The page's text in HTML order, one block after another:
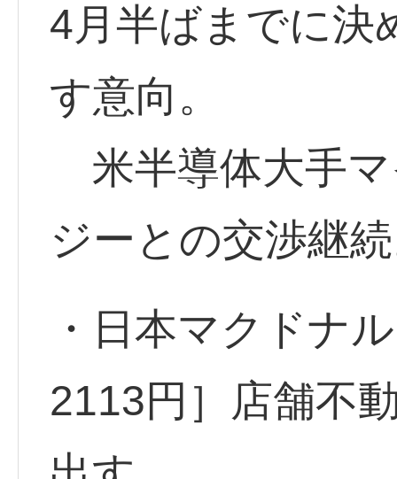
4月半ばまでに決
す意向。
米半導体大手
ジーとの交渉継
・日本マクドナ
2113円］店舗不